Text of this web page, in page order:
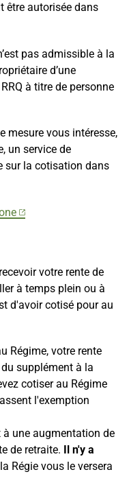
être autorisée dans
pas admissible à la
d’une
à titre de personne
mesure vous intéresse,
un service de
sur la cotisation dans
votre rente de
à temps plein ou à
d'avoir cotisé pour au
Régime, votre rente
supplément à la
cotiser au Régime
l'exemption
une augmentation de
de retraite.
Il n'y a
Régie vous le versera